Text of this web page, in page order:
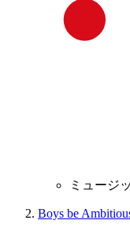
ミュージ
Boys be